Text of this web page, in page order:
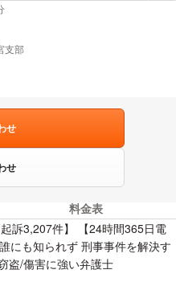
支部
せ
せ
料金表
訴3,207件】 【24時間365日電
にも知られず 刑事事件を解決す
盗/傷害に強い弁護士